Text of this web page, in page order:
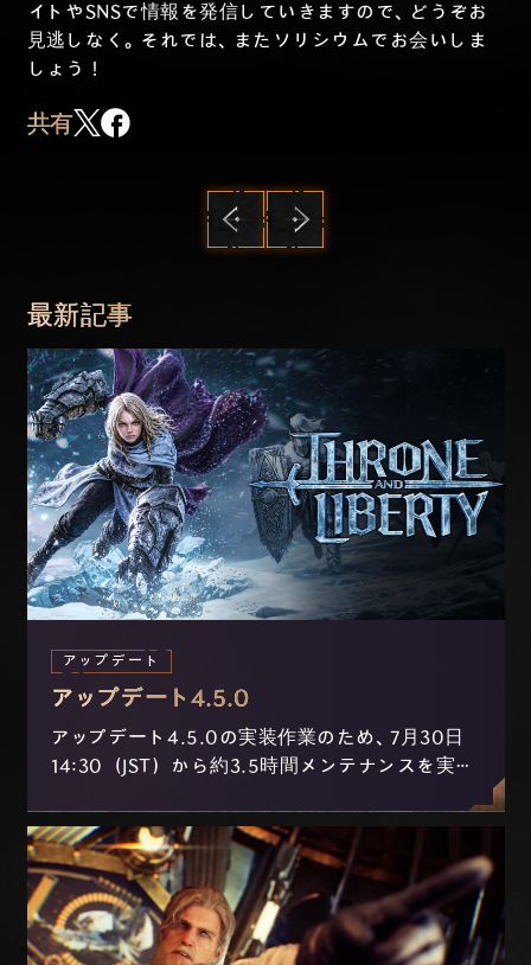
イトやSNSで情報を発信していきますので、どうぞお
見逃しなく。それでは、またソリシウムでお会いしま
しょう！
共有
最新記事
アップデート
アップデート4.5.0
アップデート4.5.0の実装作業のため、7月30日
14:30（JST）から約3.5時間メンテナンスを実施